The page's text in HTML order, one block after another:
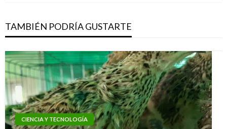
TAMBIÉN PODRÍA GUSTARTE
CIENCIA Y TECNOLOGÍA